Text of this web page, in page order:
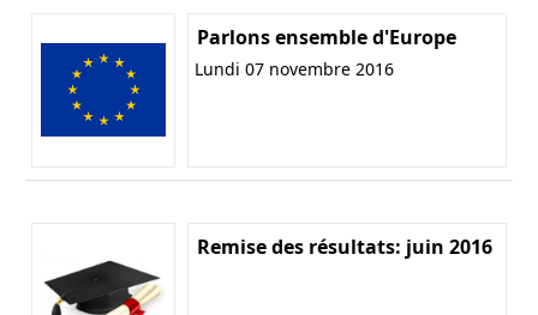
Parlons ensemble d'Europe
Lundi 07 novembre 2016
Remise des résultats: juin 2016